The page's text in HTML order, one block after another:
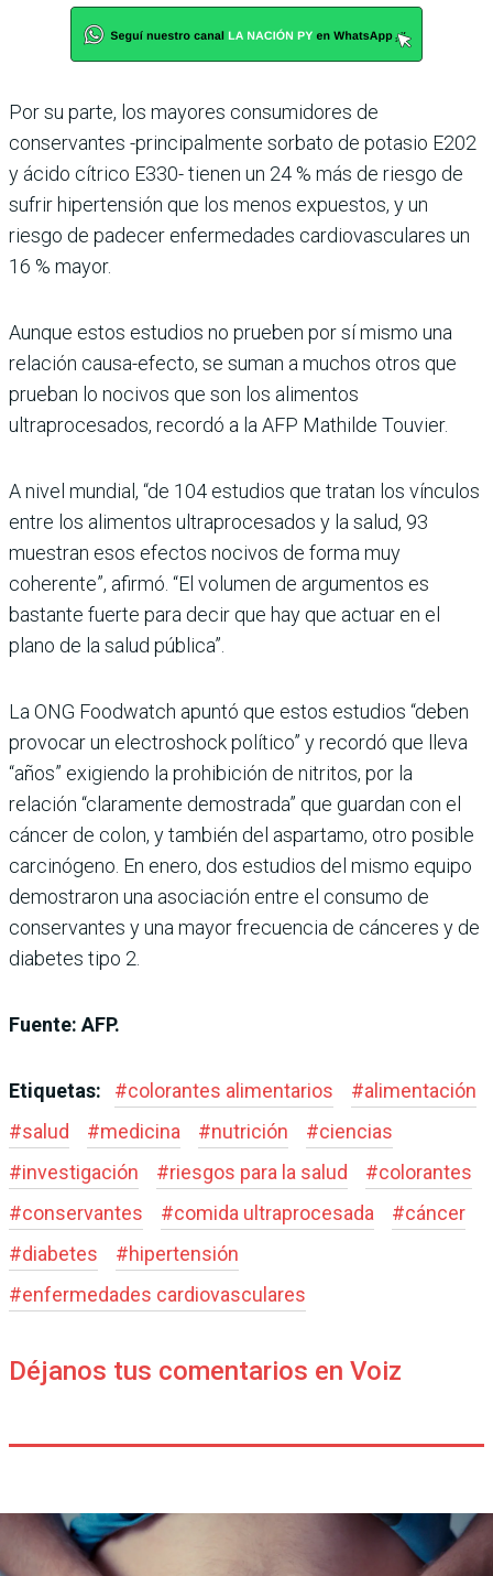
Por su parte, los mayores consumidores de
conservantes -principalmente sorbato de potasio E202
y ácido cítrico E330- tienen un 24 % más de riesgo de
sufrir hipertensión que los menos expuestos, y un
riesgo de padecer enfermedades cardiovasculares un
16 % mayor.
Aunque estos estudios no prueben por sí mismo una
relación causa-efecto, se suman a muchos otros que
prueban lo nocivos que son los alimentos
ultraprocesados, recordó a la AFP Mathilde Touvier.
A nivel mundial, “de 104 estudios que tratan los vínculos
entre los alimentos ultraprocesados y la salud, 93
muestran esos efectos nocivos de forma muy
coherente”, afirmó. “El volumen de argumentos es
bastante fuerte para decir que hay que actuar en el
plano de la salud pública”.
La ONG Foodwatch apuntó que estos estudios “deben
provocar un electroshock político” y recordó que lleva
“años” exigiendo la prohibición de nitritos, por la
relación “claramente demostrada” que guardan con el
cáncer de colon, y también del aspartamo, otro posible
carcinógeno. En enero, dos estudios del mismo equipo
demostraron una asociación entre el consumo de
conservantes y una mayor frecuencia de cánceres y de
diabetes tipo 2.
Fuente: AFP.
Etiquetas: #colorantes alimentarios #alimentación
#salud #medicina #nutrición #ciencias
#investigación #riesgos para la salud #colorantes
#conservantes #comida ultraprocesada #cáncer
#diabetes #hipertensión
#enfermedades cardiovasculares
Déjanos tus comentarios en Voiz